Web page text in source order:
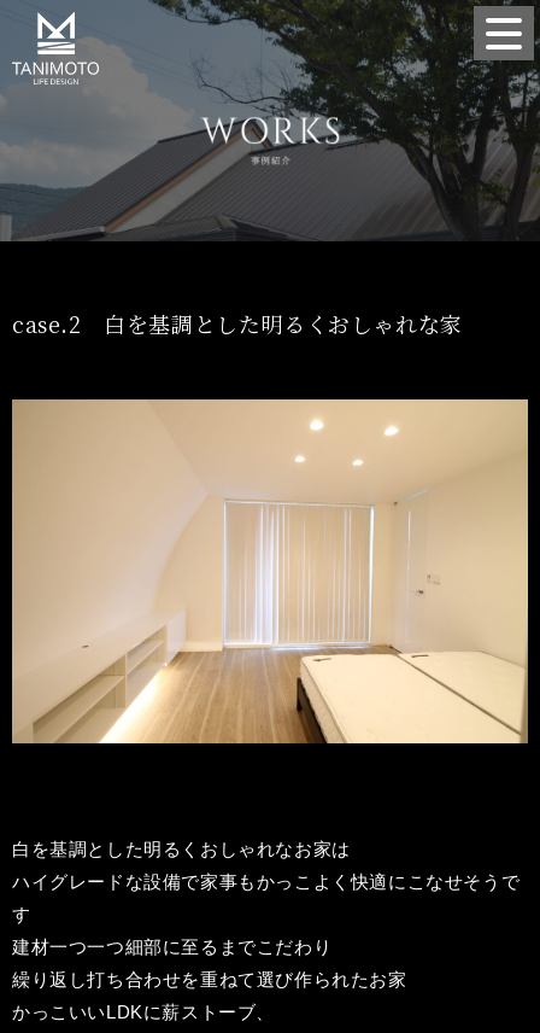
case.2 白を基調とした明るくおしゃれな家
白を基調とした明るくおしゃれなお家は
ハイグレードな設備で家事もかっこよく快適にこなせそうで
す
建材一つ一つ細部に至るまでこだわり
繰り返し打ち合わせを重ねて選び作られたお家
かっこいいLDKに薪ストーブ、